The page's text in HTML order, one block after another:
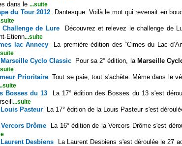
dans le ...suite
du Tour 2012
Dantesque. Voilà le mot qui revenait en
Challenge de Lure
Découvrez et relevez le challenge de
Etienn...suite
lac Annecy
La première édition des “Cimes du Lac
Marseille Cyclo Classic Pour sa 2° édition, la Marseille
Prioritaire Tout se paie, tout s'achète. Même dans le
Bosses du 13
La 17° édition des Bosses du 13 s'est
...suite
Louis Pasteur
La 17° édition de la Louis Pasteur s'est
Vercors Drôme
La 16° édition de la Vercors Drôme s'est
Laurent Desbiens
La Laurent Desbiens s'est déroulée le 27